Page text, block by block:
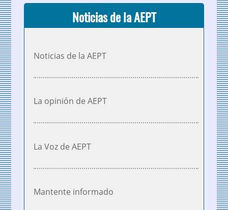
Noticias de la AEPT
Noticias de la AEPT
La opinión de AEPT
La Voz de AEPT
Mantente informado